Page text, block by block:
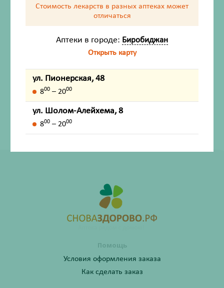
Описание
Внешний вид товара, упаковки, может отличаться от
изображения на фотографии.
лекарственных средств обязательно проконсультируйтесь
со специалистом и ознакомьтесь с официальной
инструкцией на сайте ГРЛС (grls.rosminzdrav.ru).
Помощь
Условия оформления заказа
Как сделать заказ
Стоимость лекарств в разных аптеках может
отличаться
Аптеки в городе: Биробиджан
Открыть карту
ул. Пионерская, 48
800 – 2000
ул. Шолом-Алейхема, 8
800 – 2000